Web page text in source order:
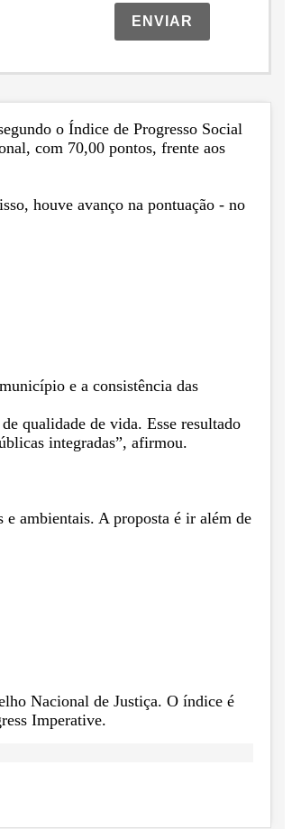
ENVIAR
o Índice de Progresso Social
com 70,00 pontos, frente aos
houve avanço na pontuação - no
e a consistência das
qualidade de vida. Esse resultado
integradas”, afirmou.
ambientais. A proposta é ir além de
Nacional de Justiça. O índice é
Imperative.